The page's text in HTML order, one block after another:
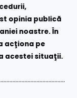
opinia publică
noastre. În
acţiona pe
acestei situaţii.